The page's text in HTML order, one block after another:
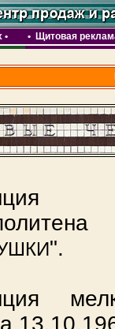
• • Щитовая
".